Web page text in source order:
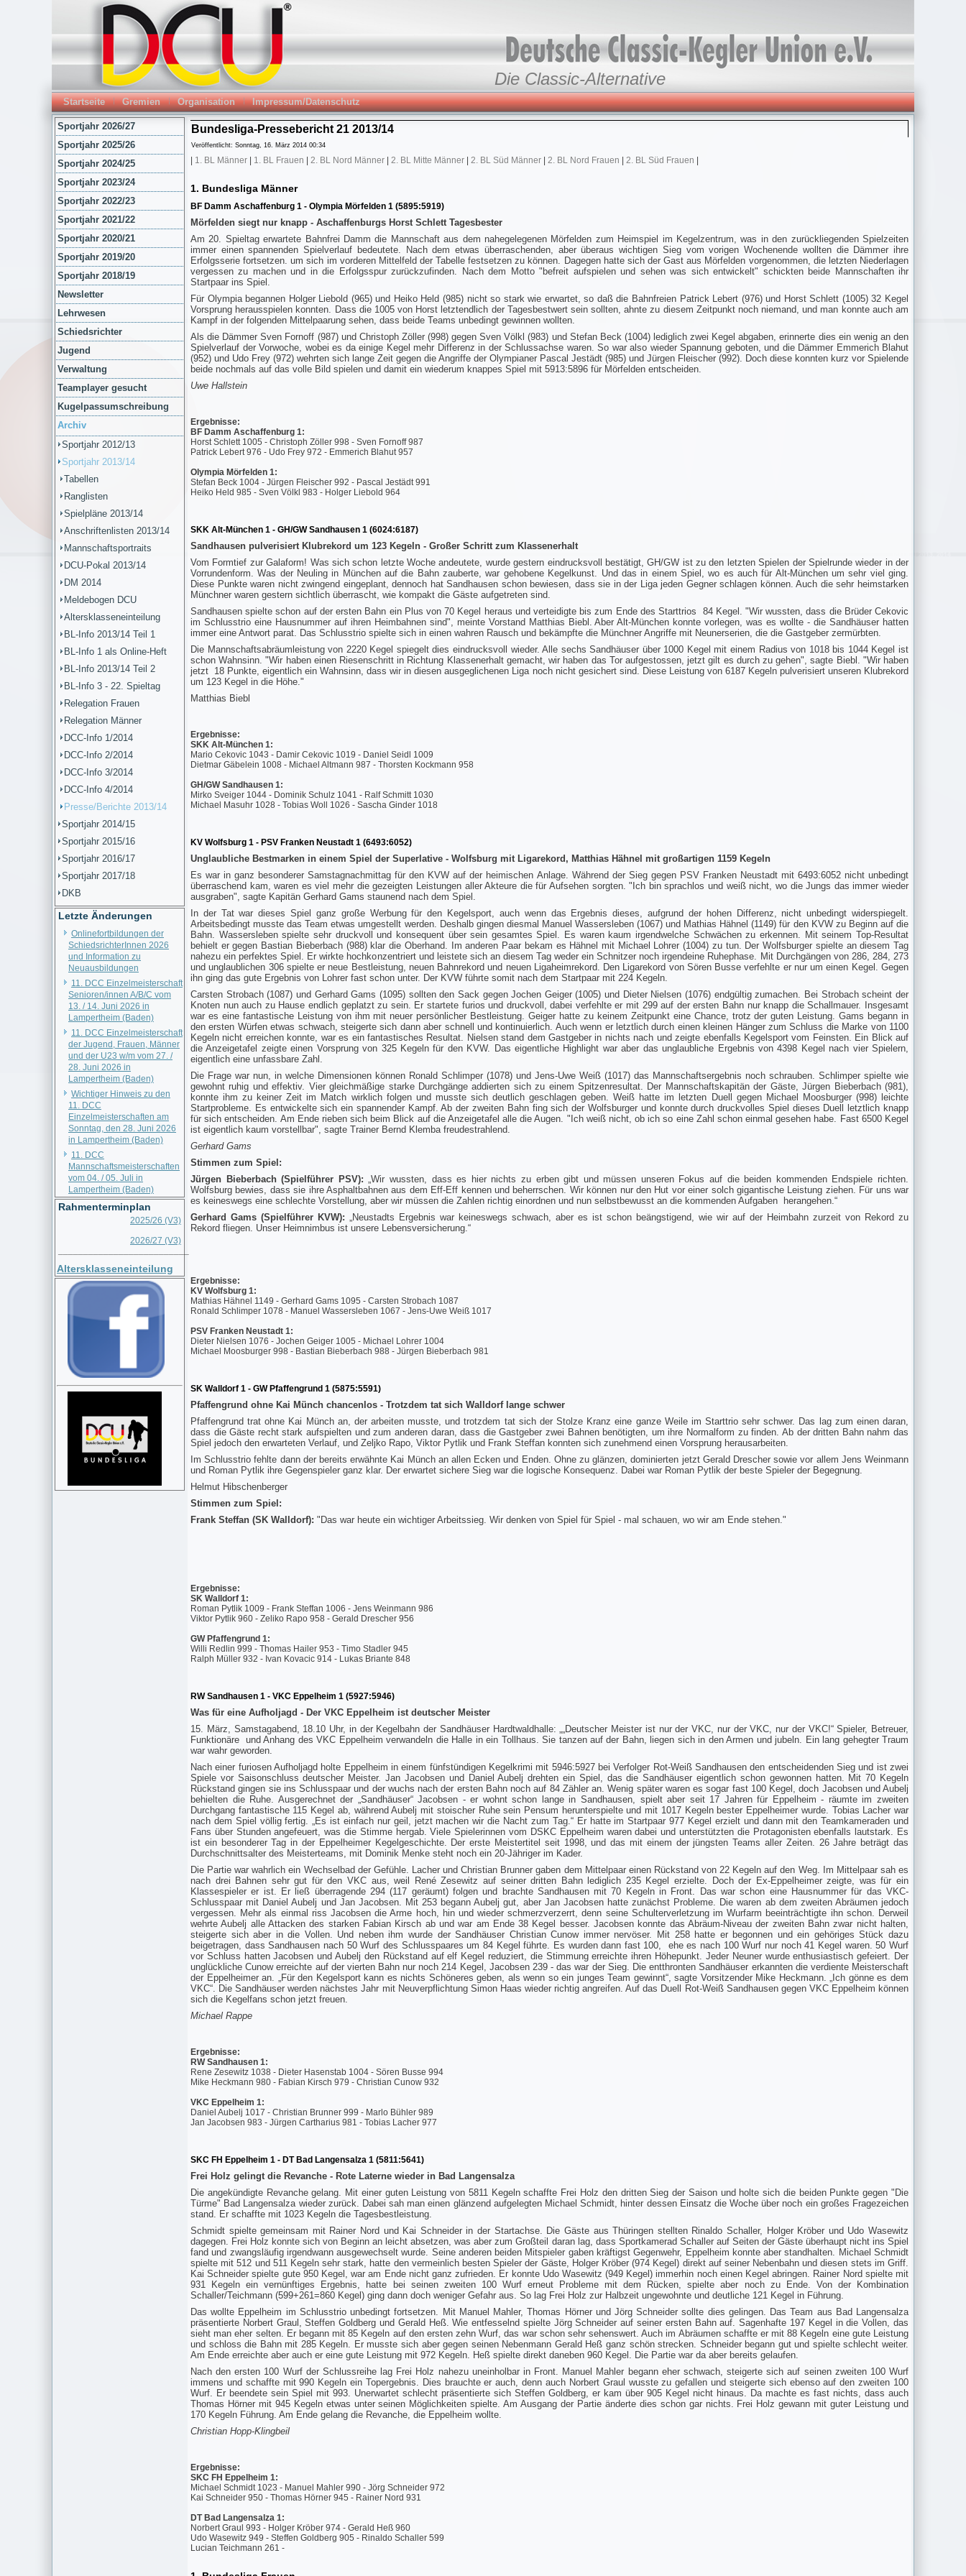
Die Classic-Alternative
Startseite Gremien Organisation Impressum/Datenschutz
Sportjahr 2026/27
Sportjahr 2025/26
Sportjahr 2024/25
Sportjahr 2023/24
Sportjahr 2022/23
Sportjahr 2021/22
Sportjahr 2020/21
Sportjahr 2019/20
Sportjahr 2018/19
Newsletter
Lehrwesen
Schiedsrichter
Jugend
Verwaltung
Teamplayer gesucht
Kugelpassumschreibung
Archiv
Sportjahr 2012/13
Sportjahr 2013/14
Tabellen
Ranglisten
Spielpläne 2013/14
Anschriftenlisten 2013/14
Mannschaftsportraits
DCU-Pokal 2013/14
DM 2014
Meldebogen DCU
Altersklasseneinteilung
BL-Info 2013/14 Teil 1
BL-Info 1 als Online-Heft
BL-Info 2013/14 Teil 2
BL-Info 3 - 22. Spieltag
Relegation Frauen
Relegation Männer
DCC-Info 1/2014
DCC-Info 2/2014
DCC-Info 3/2014
DCC-Info 4/2014
Presse/Berichte 2013/14
Sportjahr 2014/15
Sportjahr 2015/16
Sportjahr 2016/17
Sportjahr 2017/18
DKB
Letzte Änderungen
Onlinefortbildungen der
SchiedsrichterInnen 2026
und Information zu
Neuausbildungen
11. DCC Einzelmeisterschaft
Senioren/innen A/B/C vom
13. / 14. Juni 2026 in
Lampertheim (Baden)
11. DCC Einzelmeisterschaft
der Jugend, Frauen, Männer
und der U23 w/m vom 27. /
28. Juni 2026 in
Lampertheim (Baden)
Wichtiger Hinweis zu den
11. DCC
Einzelmeisterschaften am
Sonntag, den 28. Juni 2026
in Lampertheim (Baden)
11. DCC
Mannschaftsmeisterschaften
vom 04. / 05. Juli in
Lampertheim (Baden)
Rahmenterminplan
2025/26 (V3)
2026/27 (V3)
Altersklasseneinteilung
Bundesliga-Pressebericht 21 2013/14
Veröffentlicht: Sonntag, 16. März 2014 00:34
1. BL Männer 1. BL Frauen 2. BL Nord Männer 2. BL Mitte Männer 2. BL Süd Männer 2. BL Nord Frauen 2. BL Süd Frauen
1. Bundesliga Männer
BF Damm Aschaffenburg 1 - Olympia Mörfelden 1 (5895:5919)
Mörfelden siegt nur knapp - Aschaffenburgs Horst Schlett Tagesbester
Am 20. Spieltag erwartete Bahnfrei Damm die Mannschaft aus dem nahegelegenen Mörfelden zum Heimspiel im Kegelzentrum, was in den zurückliegenden Spielzeiten
immer einen spannenden Spielverlauf bedeutete. Nach dem etwas überraschenden, aber überaus wichtigen Sieg vom vorigen Wochenende wollten die Dämmer ihre
Erfolgsserie fortsetzen. um sich im vorderen Mittelfeld der Tabelle festsetzen zu können. Dagegen hatte sich der Gast aus Mörfelden vorgenommen, die letzten Niederlagen
vergessen zu machen und in die Erfolgsspur zurückzufinden. Nach dem Motto "befreit aufspielen und sehen was sich entwickelt" schickten beide Mannschaften ihr
Startpaar ins Spiel.
Für Olympia begannen Holger Liebold (965) und Heiko Held (985) nicht so stark wie erwartet, so daß die Bahnfreien Patrick Lebert (976) und Horst Schlett (1005) 32 Kegel
Vorsprung herausspielen konnten. Dass die 1005 von Horst letztendlich der Tagesbestwert sein sollten, ahnte zu diesem Zeitpunkt noch niemand, und man konnteauch am
Kampf in der folgenden Mittelpaarung sehen, dass beide Teams unbedingt gewinnen wollten.
Als die Dämmer Sven Fornoff (987) und Christoph Zöller (998) gegen Sven Völkl (983) und Stefan Beck (1004) lediglich zwei Kegel abgaben, erinnerte dies ein wenig an den
Spielverlauf der Vorwoche, wobei es da einige Kegel mehr Differenz in der Schlussachse waren. So war also wieder Spannung geboten, und die Dämmer Emmerich Blahut
(952) und Udo Frey (972) wehrten sich lange Zeit gegen die Angriffe der Olympianer Pascal Jestädt (985) und Jürgen Fleischer (992). Doch diese konnten kurz vor Spielende
beide nochmals auf das volle Bild spielen und damit ein wiederum knappes Spiel mit 5913:5896 für Mörfelden entscheiden.
Uwe Hallstein
Ergebnisse:
BF Damm Aschaffenburg 1:
Horst Schlett 1005 - Christoph Zöller 998 - Sven Fornoff 987
Patrick Lebert 976 - Udo Frey 972 - Emmerich Blahut 957
Olympia Mörfelden 1:
Stefan Beck 1004 - Jürgen Fleischer 992 - Pascal Jestädt 991
Heiko Held 985 - Sven Völkl 983 - Holger Liebold 964
SKK Alt-München 1 - GH/GW Sandhausen 1 (6024:6187)
Sandhausen pulverisiert Klubrekord um 123 Kegeln - Großer Schritt zum Klassenerhalt
Vom Formtief zur Galaform! Was sich schon letzte Woche andeutete, wurde gestern eindrucksvoll bestätigt, GH/GW ist zu den letzten Spielen der Spielrunde wieder in der
Vorrundenform. Was der Neuling in München auf die Bahn zauberte, war gehobene Kegelkunst. Und das in einem Spiel, wo es auch für Alt-München um sehr viel ging.
Diese Punkte waren nicht zwingend eingeplant, dennoch hat Sandhausen schon bewiesen, dass sie in der Liga jeden Gegner schlagen können. Auch die sehr heimstarken
Münchner waren gestern sichtlich überrascht, wie kompakt die Gäste aufgetreten sind.
Sandhausen spielte schon auf der ersten Bahn ein Plus von 70 Kegel heraus und verteidigte bis zum Ende des Starttrios 84 Kegel. "Wir wussten, dass die Brüder Cekovic
im Schlusstrio eine Hausnummer auf ihren Heimbahnen sind", meinte Vorstand Matthias Biebl. Aber Alt-München konnte vorlegen, was es wollte - die Sandhäuser hatten
immer eine Antwort parat. Das Schlusstrio spielte sich in einen wahren Rausch und bekämpfte die Münchner Angriffe mit Neunerserien, die die Gastgeber zermürbten.
Die Mannschaftsabräumleistung von 2220 Kegel spiegelt dies eindrucksvoll wieder. Alle sechs Sandhäuser über 1000 Kegel mit einem Radius von 1018 bis 1044 Kegel ist
schon Wahnsinn. "Wir haben einen Riesenschritt in Richtung Klassenerhalt gemacht, wir haben das Tor aufgestossen, jetzt gilt es durch zu gehen", sagte Biebl. "Wir haben
jetzt 18 Punkte, eigentlich ein Wahnsinn, dass wir in diesen ausgeglichenen Liga noch nicht gesichert sind. Diese Leistung von 6187 Kegeln pulverisiert unseren Klubrekord
um 123 Kegel in die Höhe."
Matthias Biebl
Ergebnisse:
SKK Alt-München 1:
Mario Cekovic 1043 - Damir Cekovic 1019 - Daniel Seidl 1009
Dietmar Gäbelein 1008 - Michael Altmann 987 - Thorsten Kockmann 958
GH/GW Sandhausen 1:
Mirko Sveiger 1044 - Dominik Schulz 1041 - Ralf Schmitt 1030
Michael Masuhr 1028 - Tobias Woll 1026 - Sascha Ginder 1018
KV Wolfsburg 1 - PSV Franken Neustadt 1 (6493:6052)
Unglaubliche Bestmarken in einem Spiel der Superlative - Wolfsburg mit Ligarekord, Matthias Hähnel mit großartigen 1159 Kegeln
Es war in ganz besonderer Samstagnachmittag für den KVW auf der heimischen Anlage. Während der Sieg gegen PSV Franken Neustadt mit 6493:6052 nicht unbedingt
überraschend kam, waren es viel mehr die gezeigten Leistungen aller Akteure die für Aufsehen sorgten. "Ich bin sprachlos und weiß nicht, wo die Jungs das immer wieder
ausgraben", sagte Kapitän Gerhard Gams staunend nach dem Spiel.
In der Tat war dieses Spiel ganz große Werbung für den Kegelsport, auch wenn das Ergebnis dieses, aufgrund der hohen Differenz, nicht unbedingt widerspiegelt.
Arbeitsbedingt musste das Team etwas umgestellt werden. Deshalb gingen diesmal Manuel Wassersleben (1067) und Mathias Hähnel (1149) für den KVW zu Beginn auf die
Bahn. Wassersleben spielte sehr druckvoll und konsequent über sein gesamtes Spiel. Es waren kaum irgendwelche Schwächen zu erkennen. Mit seinem Top-Resultat
behielt er gegen Bastian Bieberbach (988) klar die Oberhand. Im anderen Paar bekam es Hähnel mit Michael Lohrer (1004) zu tun. Der Wolfsburger spielte an diesem Tag
nahezu ein perfektes Spiel. Er wirkte hochkonzentriert und leistete sich an diesem Tag weder ein Schnitzer noch irgendeine Ruhephase. Mit Durchgängen von 286, 284, 273
und unglaublichen 306 spielte er neue Bestleistung, neuen Bahnrekord und neuen Ligaheimrekord. Den Ligarekord von Sören Busse verfehlte er nur um einen Kegel. Gegen
ihn ging das gute Ergebnis von Lohrer fast schon unter. Der KVW führte somit nach dem Startpaar mit 224 Kegeln.
Carsten Strobach (1087) und Gerhard Gams (1095) sollten den Sack gegen Jochen Geiger (1005) und Dieter Nielsen (1076) endgültig zumachen. Bei Strobach scheint der
Knoten nun auch zu Hause endlich geplatzt zu sein. Er startete furios und druckvoll, dabei verfehlte er mit 299 auf der ersten Bahn nur knapp die Schallmauer. Insgesamt
war es eine fantastische Leistung von ihm mit neuer persönlicher Bestleistung. Geiger hatte zu keinem Zeitpunkt eine Chance, trotz der guten Leistung. Gams begann in
den ersten Würfen etwas schwach, steigerte sich dann aber schnell und kontinuierlich. Auch wenn er letztlich durch einen kleinen Hänger zum Schluss die Marke von 1100
Kegeln nicht erreichen konnte, war es ein fantastisches Resultat. Nielsen stand dem Gastgeber in nichts nach und zeigte ebenfalls Kegelsport vom Feinsten. Ein Blick auf
die Anzeigetafel zeigte einen Vorsprung von 325 Kegeln für den KVW. Das eigentliche Highlight war aber das unglaubliche Ergebnis von 4398 Kegel nach vier Spielern,
eigentlich eine unfassbare Zahl.
Die Frage war nun, in welche Dimensionen können Ronald Schlimper (1078) und Jens-Uwe Weiß (1017) das Mannschaftsergebnis noch schrauben. Schlimper spielte wie
gewohnt ruhig und effektiv. Vier gleichmäßige starke Durchgänge addierten sich zu einem Spitzenresultat. Der Mannschaftskapitän der Gäste, Jürgen Bieberbach (981),
konnte ihm zu keiner Zeit im Match wirklich folgen und musste sich deutlich geschlagen geben. Weiß hatte im letzten Duell gegen Michael Moosburger (998) leichte
Startprobleme. Es entwickelte sich ein spannender Kampf. Ab der zweiten Bahn fing sich der Wolfsburger und konnte durch druckvolles Spiel dieses Duell letztlich knapp
für sich entscheiden. Am Ende rieben sich beim Blick auf die Anzeigetafel alle die Augen. "Ich weiß nicht, ob ich so eine Zahl schon einmal gesehen habe. Fast 6500 Kegel
ist eigentlich kaum vorstellbar", sagte Trainer Bernd Klemba freudestrahlend.
Gerhard Gams
Stimmen zum Spiel:
Jürgen Bieberbach (Spielführer PSV): „Wir wussten, dass es hier nichts zu erben gibt und müssen unseren Fokus auf die beiden kommenden Endspiele richten.
Wolfsburg bewies, dass sie ihre Asphaltbahnen aus dem Eff-Eff kennen und beherrschen. Wir können nur den Hut vor einer solch gigantische Leistung ziehen. Für uns war
es keineswegs eine schlechte Vorstellung, aber wir müssen die Zahlen richtig einordnen und nun selbstbewusst an die kommenden Aufgaben herangehen.“
Gerhard Gams (Spielführer KVW): „Neustadts Ergebnis war keineswegs schwach, aber es ist schon beängstigend, wie wir auf der Heimbahn zurzeit von Rekord zu
Rekord fliegen. Unser Heimnimbus ist unsere Lebensversicherung.“
Ergebnisse:
KV Wolfsburg 1:
Mathias Hähnel 1149 - Gerhard Gams 1095 - Carsten Strobach 1087
Ronald Schlimper 1078 - Manuel Wassersleben 1067 - Jens-Uwe Weiß 1017
PSV Franken Neustadt 1:
Dieter Nielsen 1076 - Jochen Geiger 1005 - Michael Lohrer 1004
Michael Moosburger 998 - Bastian Bieberbach 988 - Jürgen Bieberbach 981
SK Walldorf 1 - GW Pfaffengrund 1 (5875:5591)
Pfaffengrund ohne Kai Münch chancenlos - Trotzdem tat sich Walldorf lange schwer
Pfaffengrund trat ohne Kai Münch an, der arbeiten musste, und trotzdem tat sich der Stolze Kranz eine ganze Weile im Starttrio sehr schwer. Das lag zum einen daran,
dass die Gäste recht stark aufspielten und zum anderen daran, dass die Gastgeber zwei Bahnen benötigten, um ihre Normalform zu finden. Ab der dritten Bahn nahm das
Spiel jedoch den erwarteten Verlauf, und Zeljko Rapo, Viktor Pytlik und Frank Steffan konnten sich zunehmend einen Vorsprung herausarbeiten.
Im Schlusstrio fehlte dann der bereits erwähnte Kai Münch an allen Ecken und Enden. Ohne zu glänzen, dominierten jetzt Gerald Drescher sowie vor allem Jens Weinmann
und Roman Pytlik ihre Gegenspieler ganz klar. Der erwartet sichere Sieg war die logische Konsequenz. Dabei war Roman Pytlik der beste Spieler der Begegnung.
Helmut Hibschenberger
Stimmen zum Spiel:
Frank Steffan (SK Walldorf): "Das war heute ein wichtiger Arbeitssieg. Wir denken von Spiel für Spiel - mal schauen, wo wir am Ende stehen."
Ergebnisse:
SK Walldorf 1:
Roman Pytlik 1009 - Frank Steffan 1006 - Jens Weinmann 986
Viktor Pytlik 960 - Zeliko Rapo 958 - Gerald Drescher 956
GW Pfaffengrund 1:
Willi Redlin 999 - Thomas Hailer 953 - Timo Stadler 945
Ralph Müller 932 - Ivan Kovacic 914 - Lukas Briante 848
RW Sandhausen 1 - VKC Eppelheim 1 (5927:5946)
Was für eine Aufholjagd - Der VKC Eppelheim ist deutscher Meister
15. März, Samstagabend, 18.10 Uhr, in der Kegelbahn der Sandhäuser Hardtwaldhalle: „„Deutscher Meister ist nur der VKC, nur der VKC, nur der VKC!“ Spieler, Betreuer,
Funktionäre und Anhang des VKC Eppelheim verwandeln die Halle in ein Tollhaus. Sie tanzen auf der Bahn, liegen sich in den Armen und jubeln. Ein lang gehegter Traum
war wahr geworden.
Nach einer furiosen Aufholjagd holte Eppelheim in einem fünfstündigen Kegelkrimi mit 5946:5927 bei Verfolger Rot-Weiß Sandhausen den entscheidenden Sieg und ist zwei
Spiele vor Saisonschluss deutscher Meister. Jan Jacobsen und Daniel Aubelj drehten ein Spiel, das die Sandhäuser eigentlich schon gewonnen hatten. Mit 70 Kegeln
Rückstand gingen sie ins Schlusspaar und der wuchs nach der ersten Bahn noch auf 84 Zähler an. Wenig später waren es sogar fast 100 Kegel, doch Jacobsen und Aubelj
behielten die Ruhe. Ausgerechnet der „Sandhäuser“ Jacobsen - er wohnt schon lange in Sandhausen, spielt aber seit 17 Jahren für Eppelheim - räumte im zweiten
Durchgang fantastische 115 Kegel ab, während Aubelj mit stoischer Ruhe sein Pensum herunterspielte und mit 1017 Kegeln bester Eppelheimer wurde. Tobias Lacher war
nach dem Spiel völlig fertig. „Es ist einfach nur geil, jetzt machen wir die Nacht zum Tag.“ Er hatte im Startpaar 977 Kegel erzielt und dann mit den Teamkameraden und
Fans über Stunden angefeuert, was die Stimme hergab. Viele Spielerinnen vom DSKC Eppelheim waren dabei und unterstützten die Protagonisten ebenfalls lautstark. Es
ist ein besonderer Tag in der Eppelheimer Kegelgeschichte. Der erste Meistertitel seit 1998, und das mit einem der jüngsten Teams aller Zeiten. 26 Jahre beträgt das
Durchschnittsalter des Meisterteams, mit Dominik Menke steht noch ein 20-Jähriger im Kader.
Die Partie war wahrlich ein Wechselbad der Gefühle. Lacher und Christian Brunner gaben dem Mittelpaar einen Rückstand von 22 Kegeln auf den Weg. Im Mittelpaar sah es
nach drei Bahnen sehr gut für den VKC aus, weil René Zesewitz auf seiner dritten Bahn lediglich 235 Kegel erzielte. Doch der Ex-Eppelheimer zeigte, was für ein
Klassespieler er ist. Er ließ überragende 294 (117 geräumt) folgen und brachte Sandhausen mit 70 Kegeln in Front. Das war schon eine Hausnummer für das VKC-
Schlusspaar mit Daniel Aubelj und Jan Jacobsen. Mit 253 begann Aubelj gut, aber Jan Jacobsen hatte zunächst Probleme. Die waren ab dem zweiten Abräumen jedoch
vergessen. Mehr als einmal riss Jacobsen die Arme hoch, hin und wieder schmerzverzerrt, denn seine Schulterverletzung im Wurfarm beeinträchtigte ihn schon. Derweil
wehrte Aubelj alle Attacken des starken Fabian Kirsch ab und war am Ende 38 Kegel besser. Jacobsen konnte das Abräum-Niveau der zweiten Bahn zwar nicht halten,
steigerte sich aber in die Vollen. Und neben ihm wurde der Sandhäuser Christian Cunow immer nervöser. Mit 258 hatte er begonnen und ein gehöriges Stück dazu
beigetragen, dass Sandhausen nach 50 Wurf des Schlusspaares um 84 Kegel führte. Es wurden dann fast 100, ehe es nach 100 Wurf nur noch 41 Kegel waren. 50 Wurf
vor Schluss hatten Jacobsen und Aubelj den Rückstand auf elf Kegel reduziert, die Stimmung erreichte ihren Höhepunkt. Jeder Neuner wurde enthusiastisch gefeiert. Der
unglückliche Cunow erreichte auf der vierten Bahn nur noch 214 Kegel, Jacobsen 239 - das war der Sieg. Die entthronten Sandhäuser erkannten die verdiente Meisterschaft
der Eppelheimer an. „Für den Kegelsport kann es nichts Schöneres geben, als wenn so ein junges Team gewinnt“, sagte Vorsitzender Mike Heckmann. „Ich gönne es dem
VKC“. Die Sandhäuser werden nächstes Jahr mit Neuverpflichtung Simon Haas wieder richtig angreifen. Auf das Duell Rot-Weiß Sandhausen gegen VKC Eppelheim können
sich die Kegelfans schon jetzt freuen.
Michael Rappe
Ergebnisse:
RW Sandhausen 1:
Rene Zesewitz 1038 - Dieter Hasenstab 1004 - Sören Busse 994
Mike Heckmann 980 - Fabian Kirsch 979 - Christian Cunow 932
VKC Eppelheim 1:
Daniel Aubelj 1017 - Christian Brunner 999 - Marlo Bühler 989
Jan Jacobsen 983 - Jürgen Cartharius 981 - Tobias Lacher 977
SKC FH Eppelheim 1 - DT Bad Langensalza 1 (5811:5641)
Frei Holz gelingt die Revanche - Rote Laterne wieder in Bad Langensalza
Die angekündigte Revanche gelang. Mit einer guten Leistung von 5811 Kegeln schaffte Frei Holz den dritten Sieg der Saison und holte sich die beiden Punkte gegen "Die
Türme" Bad Langensalza wieder zurück. Dabei sah man einen glänzend aufgelegten Michael Schmidt, hinter dessen Einsatz die Woche über noch ein großes Fragezeichen
stand. Er schaffte mit 1023 Kegeln die Tagesbestleistung.
Schmidt spielte gemeinsam mit Rainer Nord und Kai Schneider in der Startachse. Die Gäste aus Thüringen stellten Rinaldo Schaller, Holger Kröber und Udo Wasewitz
dagegen. Frei Holz konnte sich von Beginn an leicht absetzen, was aber zum Großteil daran lag, dass Sportkamerad Schaller auf Seiten der Gäste überhaupt nicht ins Spiel
fand und zwangsläufig irgendwann ausgewechselt wurde. Seine anderen beiden Mitspieler gaben kräftigst Gegenwehr, Eppelheim konnte aber standhalten. Michael Schmidt
spielte mit 512 und 511 Kegeln sehr stark, hatte den vermeinlich besten Spieler der Gäste, Holger Kröber (974 Kegel) direkt auf seiner Nebenbahn und diesen stets im Griff.
Kai Schneider spielte gute 950 Kegel, war am Ende nicht ganz zufrieden. Er konnte Udo Wasewitz (949 Kegel) immerhin noch einen Kegel abringen. Rainer Nord spielte mit
931 Kegeln ein vernünftiges Ergebnis, hatte bei seinen zweiten 100 Wurf erneut Probleme mit dem Rücken, spielte aber noch zu Ende. Von der Kombination
Schaller/Teichmann (599+261=860 Kegel) ging dann doch weniger Gefahr aus. So lag Frei Holz zur Halbzeit ungewohnte und deutliche 121 Kegel in Führung.
Das wollte Eppelheim im Schlusstrio unbedingt fortsetzen. Mit Manuel Mahler, Thomas Hörner und Jörg Schneider sollte dies gelingen. Das Team aus Bad Langensalza
präsentierte Norbert Graul, Steffen Goldberg und Gerald Heß. Wie entfesselnd spielte Jörg Schneider auf seiner ersten Bahn auf. Sagenhafte 197 Kegel in die Vollen, das
sieht man eher selten. Er begann mit 85 Kegeln auf den ersten zehn Wurf, das war schon sehr sehenswert. Auch im Abräumen schaffte er mit 88 Kegeln eine gute Leistung
und schloss die Bahn mit 285 Kegeln. Er musste sich aber gegen seinen Nebenmann Gerald Heß ganz schön strecken. Schneider begann gut und spielte schlecht weiter.
Am Ende erreichte aber auch er eine gute Leistung mit 972 Kegeln. Heß spielte direkt daneben 960 Kegel. Die Partie war da aber bereits gelaufen.
Nach den ersten 100 Wurf der Schlussreihe lag Frei Holz nahezu uneinholbar in Front. Manuel Mahler begann eher schwach, steigerte sich auf seinen zweiten 100 Wurf
immens und schaffte mit 990 Kegeln ein Topergebnis. Dies brauchte er auch, denn auch Norbert Graul wusste zu gefallen und steigerte sich ebenso auf den zweiten 100
Wurf. Er beendete sein Spiel mit 993. Unerwartet schlecht präsentierte sich Steffen Goldberg, er kam über 905 Kegel nicht hinaus. Da machte es fast nichts, dass auch
Thomas Hörner mit 945 Kegeln etwas unter seinen Möglichkeiten spielte. Am Ausgang der Partie änderte dies schon gar nichts. Frei Holz gewann mit guter Leistung und
170 Kegeln Führung. Am Ende gelang die Revanche, die Eppelheim wollte.
Christian Hopp-Klingbeil
Ergebnisse:
SKC FH Eppelheim 1:
Michael Schmidt 1023 - Manuel Mahler 990 - Jörg Schneider 972
Kai Schneider 950 - Thomas Hörner 945 - Rainer Nord 931
DT Bad Langensalza 1:
Norbert Graul 993 - Holger Kröber 974 - Gerald Heß 960
Udo Wasewitz 949 - Steffen Goldberg 905 - Rinaldo Schaller 599
Lucian Teichmann 261 -